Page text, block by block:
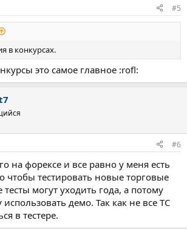
#5
в конкурсах.
это самое главное :rofl:
#6
на форексе и все равно у меня есть
чтобы тестировать новые торговые
могут уходить года, а потому
демо. Так как не все ТС
в тестере.